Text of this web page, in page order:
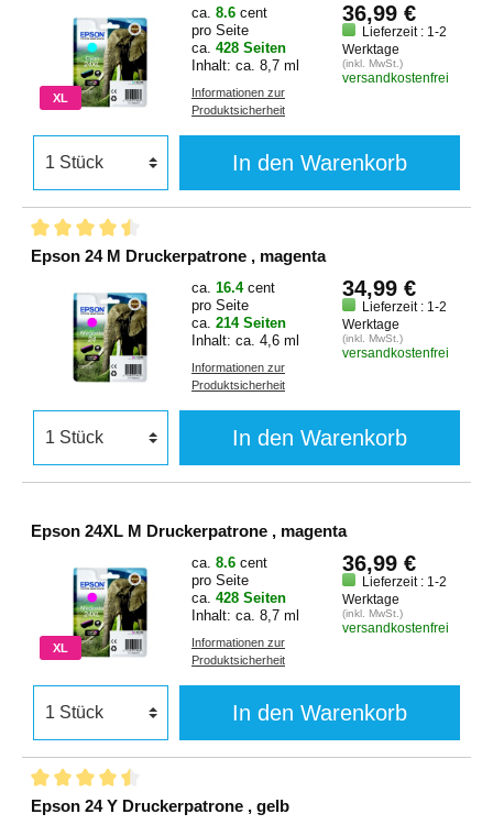
XL
ca. 8.6 cent
pro Seite
ca. 428 Seiten
Inhalt: ca. 8,7 ml
Informationen zur
Produktsicherheit
36,99 €
Lieferzeit : 1-2
Werktage
(inkl. MwSt.)
versandkostenfrei
In den Warenkorb
Epson 24 M Druckerpatrone , magenta
ca. 16.4 cent
pro Seite
ca. 214 Seiten
Inhalt: ca. 4,6 ml
Informationen zur
Produktsicherheit
34,99 €
Lieferzeit : 1-2
Werktage
(inkl. MwSt.)
versandkostenfrei
In den Warenkorb
Epson 24XL M Druckerpatrone , magenta
XL
ca. 8.6 cent
pro Seite
ca. 428 Seiten
Inhalt: ca. 8,7 ml
Informationen zur
Produktsicherheit
36,99 €
Lieferzeit : 1-2
Werktage
(inkl. MwSt.)
versandkostenfrei
In den Warenkorb
Epson 24 Y Druckerpatrone , gelb